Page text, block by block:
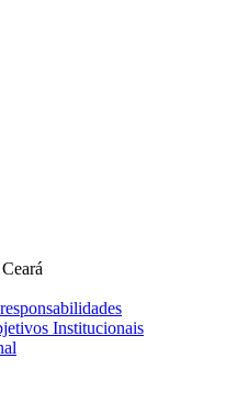
Institucionais